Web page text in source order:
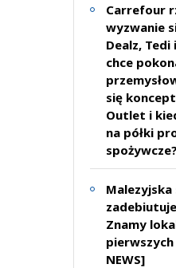
Carrefour
wyzwanie
Dealz, Tedi
chce
się
Outlet i
na półki
spożywcze?
Malezyjska
Znamy
NEWS]